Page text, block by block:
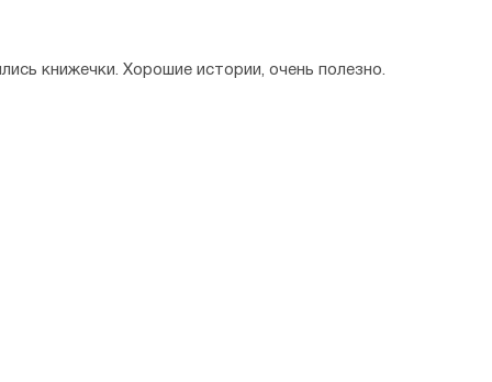
книжечки. Хорошие истории, очень полезно.